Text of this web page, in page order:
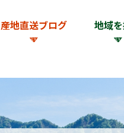
産地直送ブログ 地域